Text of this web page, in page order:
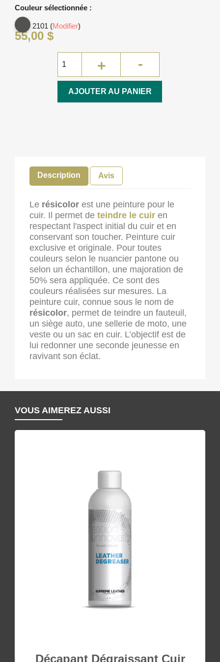
Couleur sélectionnée :
2101 (Modifier)
55,00 $
AJOUTER AU PANIER
Description Avis
Le résicolor est une peinture pour le
cuir. Il permet de teindre le cuir en
respectant l'aspect initial du cuir et en
conservant son toucher. Peinture cuir
exclusive et originale. Pour toutes
couleurs selon le nuancier pantone ou
selon un échantillon, une majoration de
50% sera appliquée. Ce sont des
couleurs réalisées sur mesures. La
peinture cuir, connue sous le nom de
résicolor, permet de teindre un fauteuil,
un siège auto, une sellerie de moto, une
veste ou un sac en cuir. L’objectif est de
lui redonner une seconde jeunesse en
ravivant son éclat.
VOUS AIMEREZ AUSSI
Décapant Dégraissant Cuir